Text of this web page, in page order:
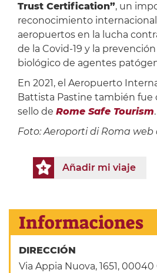
Trust Certification”, un
reconocimiento internacional
aeropuertos en la lucha
de la Covid-19 y la
biológico de agentes
En 2021, el Aeropuerto
Battista Pastine también fue
sello de Rome Safe Tourism.
Foto: Aeroporti di Roma web
Añadir mi viaje
Informaciones
DIRECCIÓN
Via Appia Nuova, 1651,